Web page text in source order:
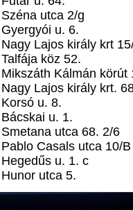
Széna utca 2/g
Gyergyói u. 6.
Nagy Lajos király krt
Talfája köz 52.
Mikszáth Kálmán körút
Nagy Lajos király krt.
Korsó u. 8.
Bácskai u. 1.
Smetana utca 68. 2/6
Pablo Casals utca 10/B
Hegedűs u. 1. c
Hunor utca 5.